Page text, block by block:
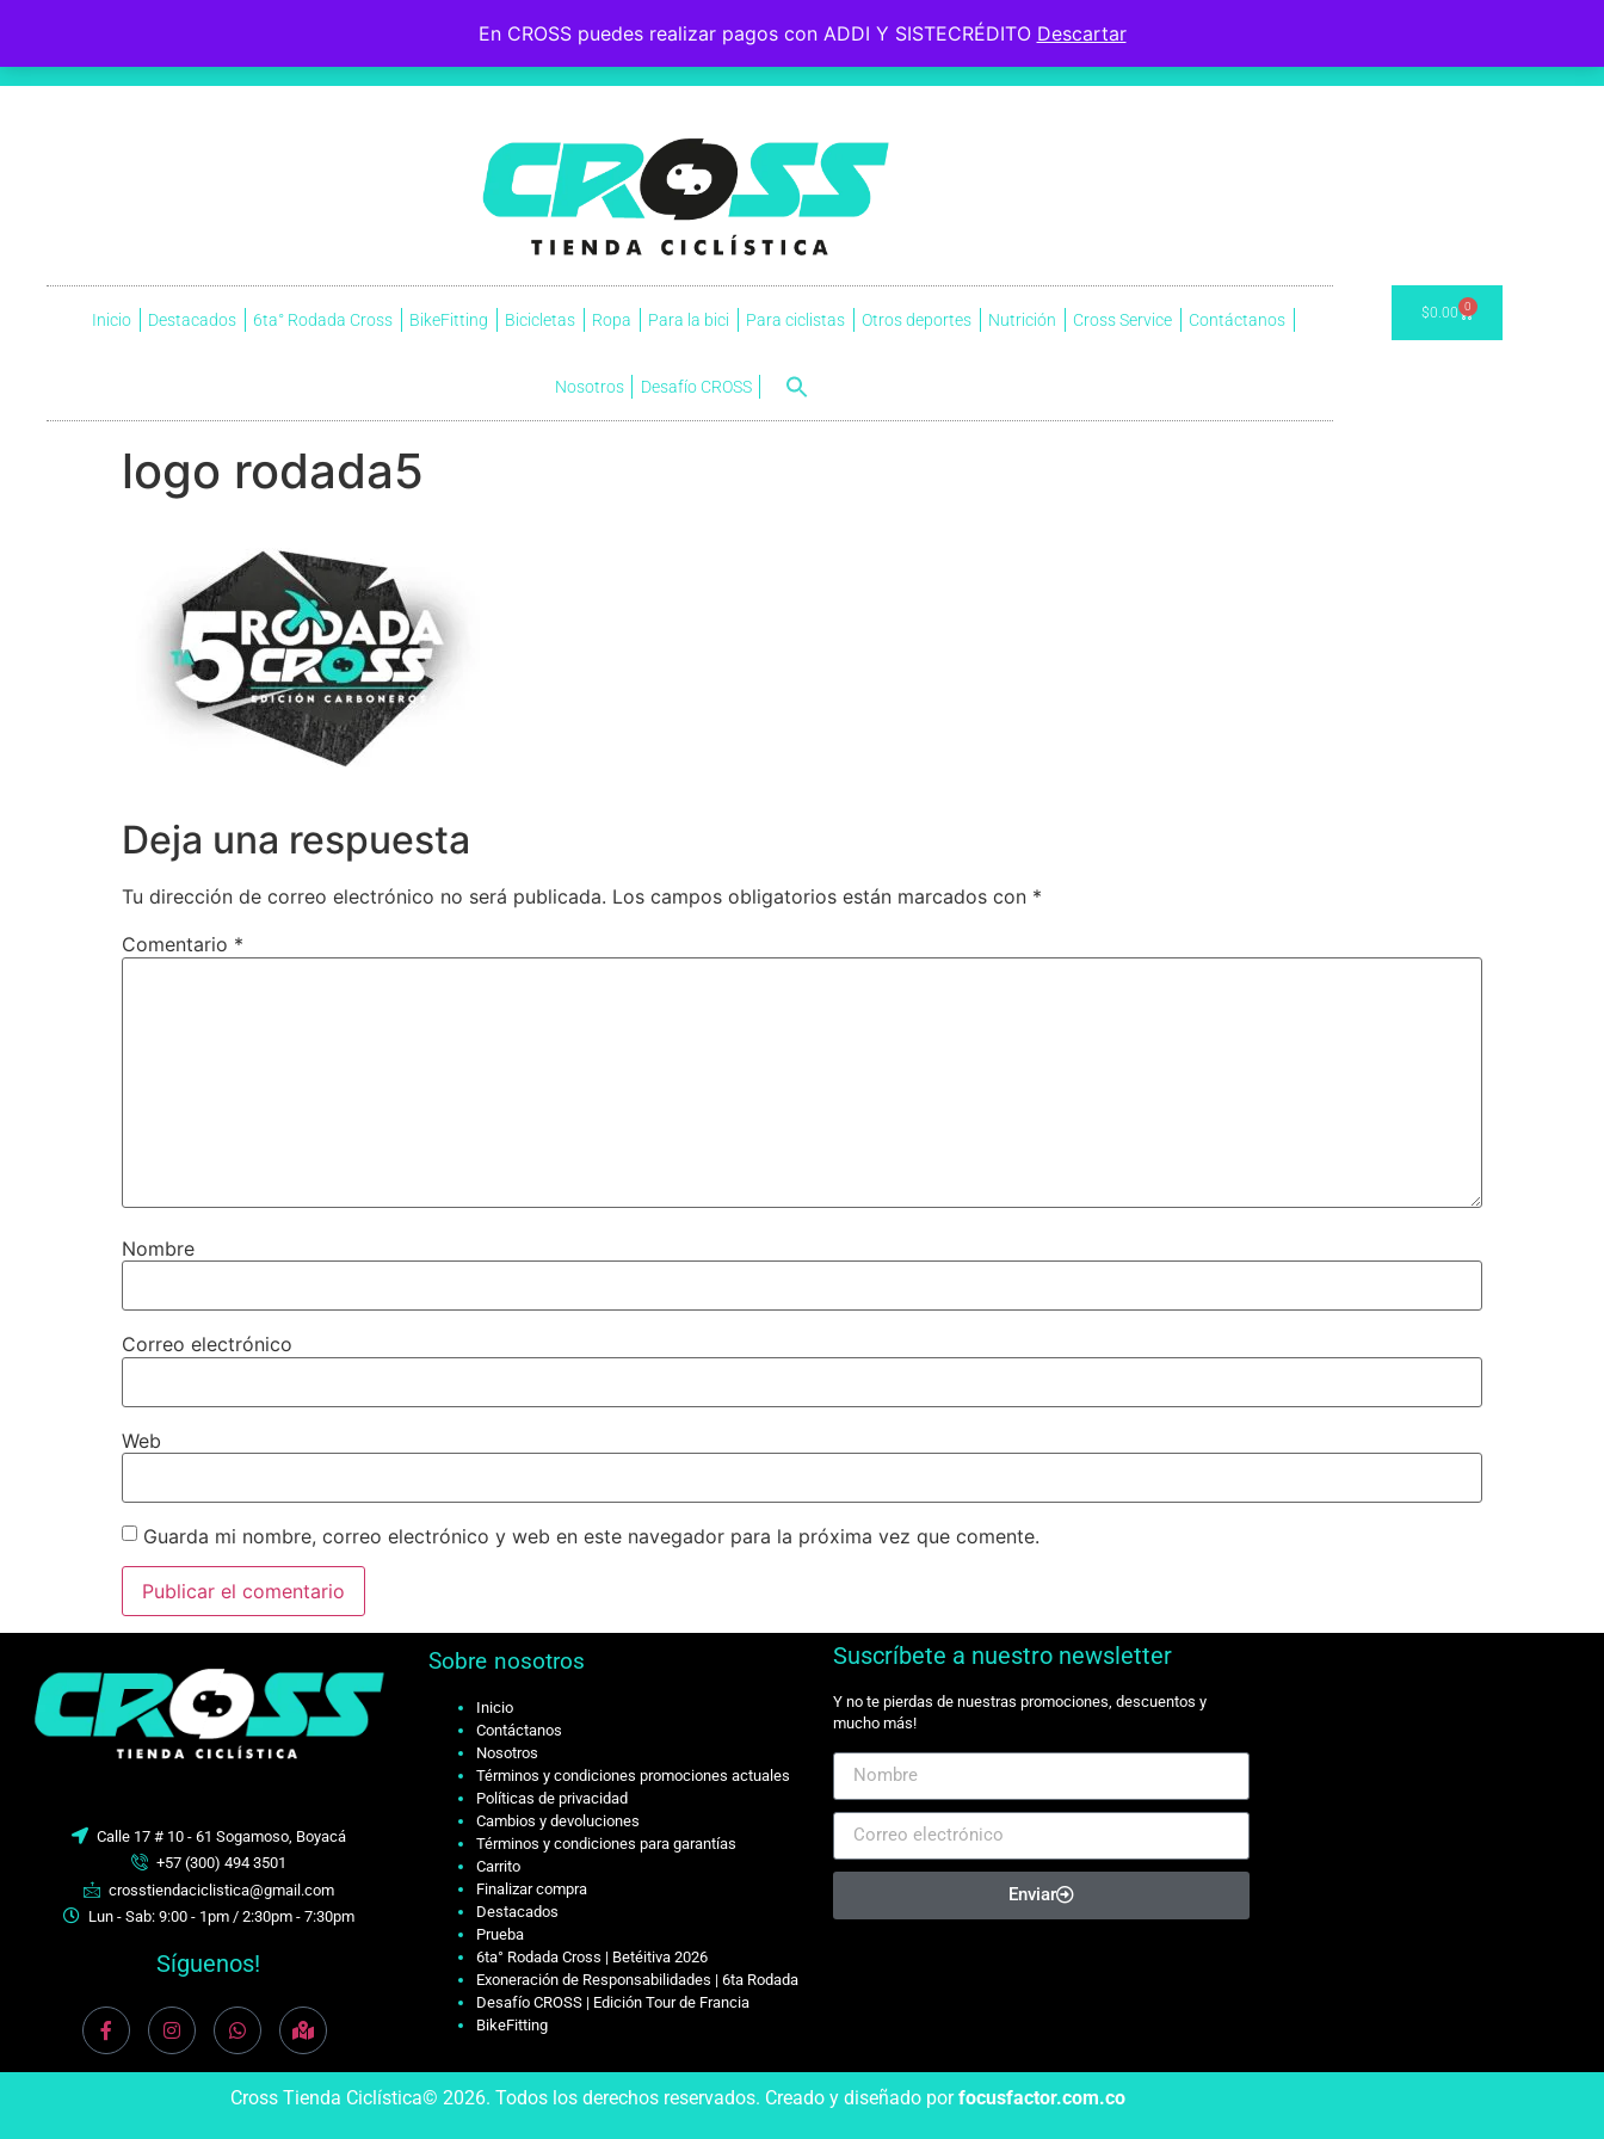
En CROSS puedes realizar pagos con ADDI Y SISTECRÉDITO Descartar
, el iniciador y perfeccionador de nuestra fe, quien, por el gozo que le esperaba, soportó la
Inicio Destacados 6ta° Rodada Cross BikeFitting Bicicletas Ropa Para la bici Para ciclistas Otros deportes Nutrición Cross Service Contáctanos
Nosotros Desafío CROSS
$0.00 0
logo rodada5
Deja una respuesta
Tu dirección de correo electrónico no será publicada. Los campos obligatorios están marcados con *
Comentario *
Nombre
Correo electrónico
Web
Guarda mi nombre, correo electrónico y web en este navegador para la próxima vez que comente.
Calle 17 # 10 - 61 Sogamoso, Boyacá
+57 (300) 494 3501
crosstiendaciclistica@gmail.com
Lun - Sab: 9:00 - 1pm / 2:30pm - 7:30pm
Síguenos!
Sobre nosotros
Inicio
Contáctanos
Nosotros
Términos y condiciones promociones actuales
Políticas de privacidad
Cambios y devoluciones
Términos y condiciones para garantías
Carrito
Finalizar compra
Destacados
Prueba
6ta° Rodada Cross | Betéitiva 2026
Exoneración de Responsabilidades | 6ta Rodada
Desafío CROSS | Edición Tour de Francia
BikeFitting
Suscríbete a nuestro newsletter
Y no te pierdas de nuestras promociones, descuentos y
mucho más!
Enviar
Cross Tienda Ciclística© 2026. Todos los derechos reservados. Creado y diseñado porfocusfactor.com.co